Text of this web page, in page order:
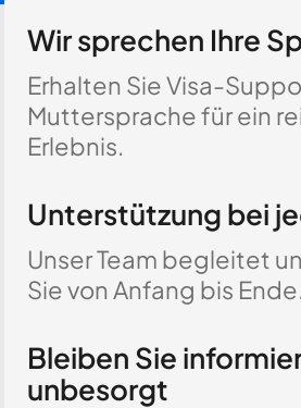
Wir sprechen Ihre
Erhalten Sie Visa-
Muttersprache für ein
Erlebnis.
Unterstützung bei
Unser Team begleitet
Sie von Anfang bis Ende.
Bleiben Sie
unbesorgt